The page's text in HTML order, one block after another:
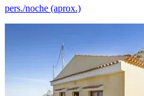
pers./noche (aprox.)